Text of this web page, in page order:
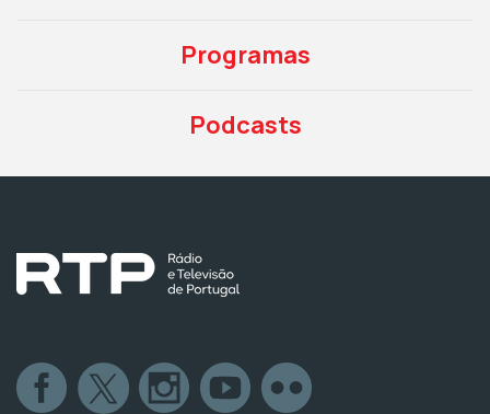
Programas
Podcasts